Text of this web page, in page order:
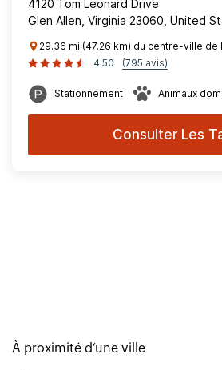
4120 Tom Leonard Drive
Glen Allen, Virginia 23060, United
29.36 mi (47.26 km) du centre-ville de
4.50
(795 avis)
Stationnement Animaux
Consulter Les
À proximité d’une ville